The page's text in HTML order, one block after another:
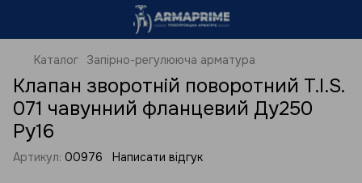
Каталог Запірно-регулююча арматура
Клапан зворотній поворотний T.I.S.
071 чавунний фланцевий Ду250
Ру16
Артикул: 00976 Написати відгук